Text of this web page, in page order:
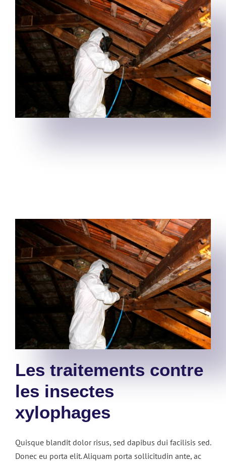
Les traitements contre
les insectes
xylophages
Quisque blandit dolor risus, sed dapibus dui facilisis sed.
Donec eu porta elit. Aliquam porta sollicitudin ante, ac